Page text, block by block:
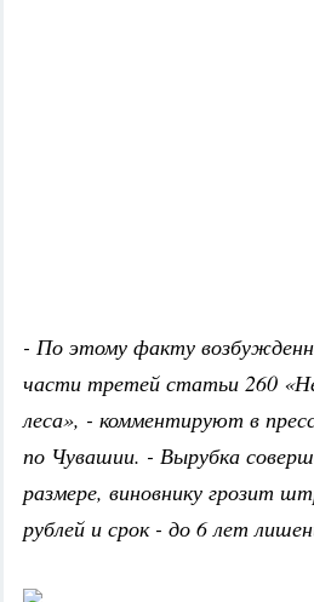
- По этому факту
части третей статьи 260
леса», - комментируют в
по Чувашии. - Вырубка
размере, виновнику грозит
рублей и срок - до 6 лет